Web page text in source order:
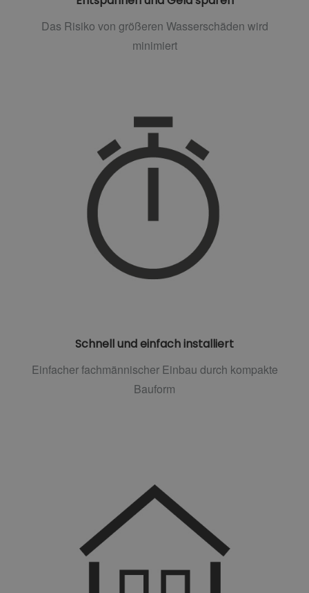
Das Risiko von größeren Wasserschäden wird
minimiert
Schnell und einfach installiert
Einfacher fachmännischer Einbau durch kompakte
Bauform